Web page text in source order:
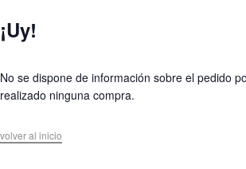
¡Uy!
No se dispone de información sobre el pedido
realizado ninguna compra.
volver al inicio